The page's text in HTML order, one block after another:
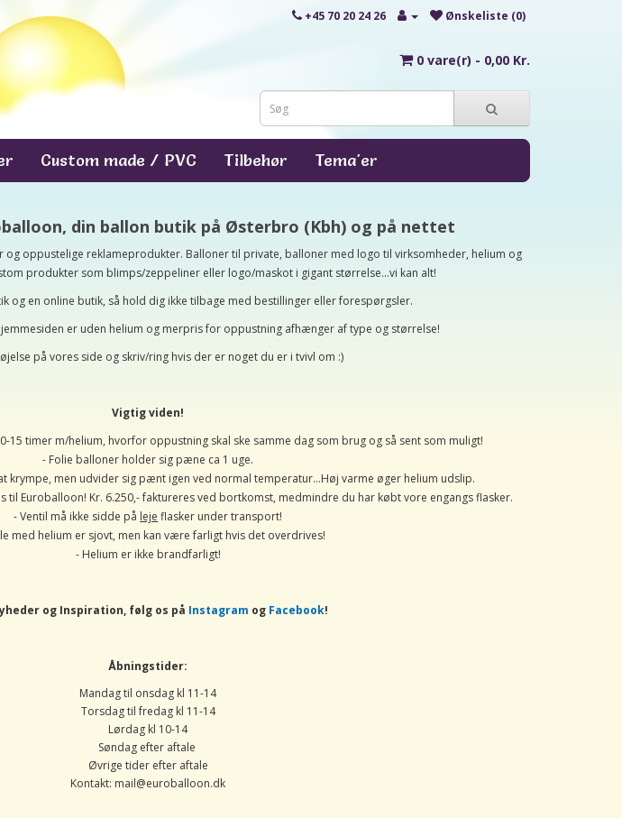
+45 70 20 24 26 Ønskeliste (0)
0 vare(r) - 0,00 Kr.
Custom made / PVC Tilbehør Tema'er
din ballon butik på Østerbro (Kbh) og på nettet
oppustelige reklameprodukter. Balloner til private, balloner med logo til virksomheder, helium og
produkter som blimps/zeppeliner eller logo/maskot i gigant størrelse...vi kan alt!
og en online butik, så hold dig ikke tilbage med bestillinger eller forespørgsler.
er uden helium og merpris for oppustning afhænger af type og størrelse!
på vores side og skriv/ring hvis der er noget du er i tvivl om :)
Vigtig viden!
15 timer m/helium, hvorfor oppustning skal ske samme dag som brug og så sent som muligt!
- Folie balloner holder sig pæne ca 1 uge.
krympe, men udvider sig pænt igen ved normal temperatur...Høj varme øger helium udslip.
til Euroballoon! Kr. 6.250,- faktureres ved bortkomst, medmindre du har købt vore engangs flasker.
- Ventil må ikke sidde på leje flasker under transport!
med helium er sjovt, men kan være farligt hvis det overdrives!
- Helium er ikke brandfarligt!
og Inspiration, følg os på Instagram og Facebook!
Åbningstider:
Mandag til onsdag kl 11-14
Torsdag til fredag kl 11-14
Lørdag kl 10-14
Søndag efter aftale
Øvrige tider efter aftale
Kontakt: mail@euroballoon.dk